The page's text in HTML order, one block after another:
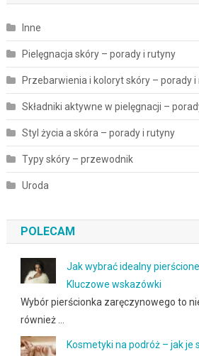
Inne
Pielęgnacja skóry – porady i rutyny
Przebarwienia i koloryt skóry – porady i
Składniki aktywne w pielęgnacji –
Styl życia a skóra – porady i rutyny
Typy skóry – przewodnik
Uroda
POLECAM
Jak wybrać idealny
Kluczowe wskazówki
Wybór pierścionka zaręczynowego to
również …
Kosmetyki na podróż – jak je